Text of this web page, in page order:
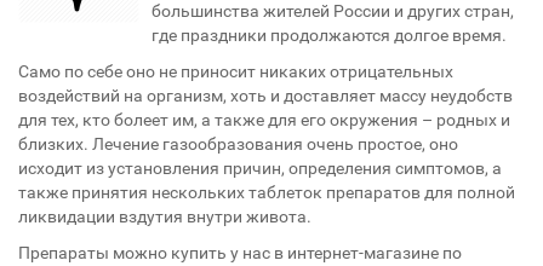
большинства жителей России и других стран,
где праздники продолжаются долгое время.
Само по себе оно не приносит никаких отрицательных
воздействий на организм, хоть и доставляет массу неудобств
для тех, кто болеет им, а также для его окружения – родных и
близких. Лечение газообразования очень простое, оно
исходит из установления причин, определения симптомов, а
также принятия нескольких таблеток препаратов для полной
ликвидации вздутия внутри живота.
Препараты можно купить у нас в интернет-магазине по